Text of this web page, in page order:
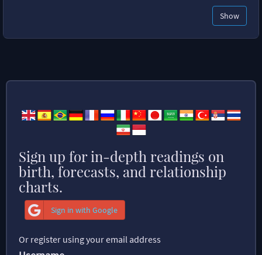
Show
Sign up for in-depth readings on
birth, forecasts, and relationship
charts.
Sign in with Google
Or register using your email address